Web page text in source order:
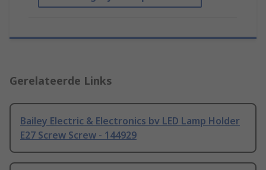
Gerelateerde Links
Bailey Electric & Electronics bv LED Lamp Holder
E27 Screw Screw - 144929